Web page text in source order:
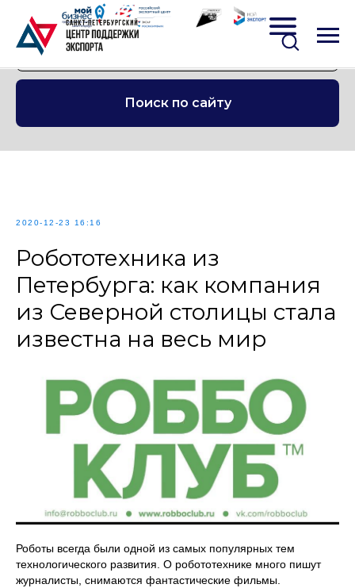
Поиск по сайту
2020-12-23 16:16
Робототехника из
Петербурга: как компания
из Северной столицы стала
известна на весь мир
Роботы всегда были одной из самых популярных тем
технологического развития. О робототехнике много пишут
журналисты, снимаются фантастические фильмы.